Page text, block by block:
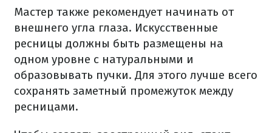
Мастер также рекомендует начинать от
внешнего угла глаза. Искусственные
ресницы должны быть размещены на
одном уровне с натуральными и
образовывать пучки. Для этого лучше всего
сохранять заметный промежуток между
ресницами.